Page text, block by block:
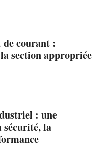
courant :
section appropriée
: une
sécurité, la